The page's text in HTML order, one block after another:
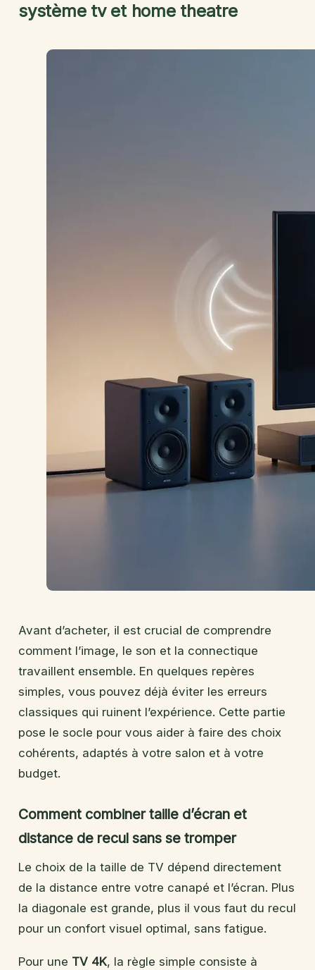
système tv et home theatre
Avant d’acheter, il est crucial de comprendre
comment l’image, le son et la connectique
travaillent ensemble. En quelques repères
simples, vous pouvez déjà éviter les erreurs
classiques qui ruinent l’expérience. Cette partie
pose le socle pour vous aider à faire des choix
cohérents, adaptés à votre salon et à votre
budget.
Comment combiner taille d’écran et
distance de recul sans se tromper
Le choix de la taille de TV dépend directement
de la distance entre votre canapé et l’écran. Plus
la diagonale est grande, plus il vous faut du recul
pour un confort visuel optimal, sans fatigue.
Pour une TV 4K, la règle simple consiste à